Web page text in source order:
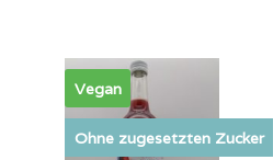
Vegan
Ohne zugesetzten Zucker